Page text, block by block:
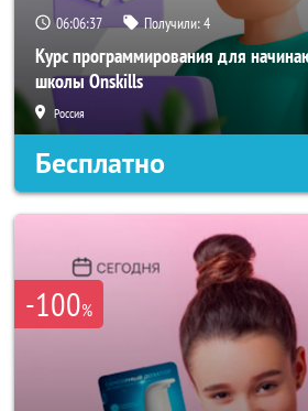
06:06:34 Получили:4
Курс программирования для
школы Onskills
Россия
Бесплатно
-100%